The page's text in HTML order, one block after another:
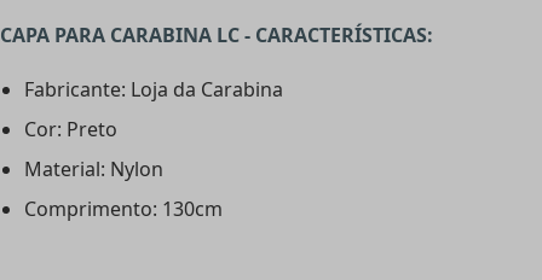
CAPA PARA CARABINA LC - CARACTERÍSTICAS:
Fabricante: Loja da Carabina
Cor: Preto
Material: Nylon
Comprimento: 130cm